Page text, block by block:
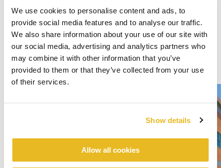
We use cookies to personalise content and ads, to
provide social media features and to analyse our traffic.
We also share information about your use of our site with
our social media, advertising and analytics partners who
may combine it with other information that you’ve
provided to them or that they’ve collected from your use
of their services.
Show details
Allow all cookies